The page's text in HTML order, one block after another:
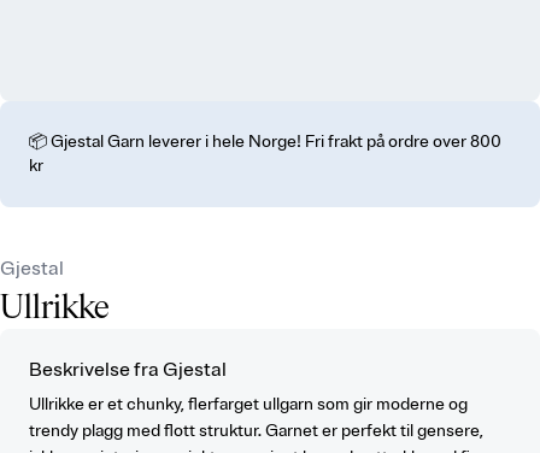
📦 Gjestal Garn leverer i hele Norge! Fri frakt på ordre over 800
kr
Gjestal
Ullrikke
Beskrivelse fra Gjestal
Ullrikke er et chunky, flerfarget ullgarn som gir moderne og
trendy plagg med flott struktur. Garnet er perfekt til gensere,